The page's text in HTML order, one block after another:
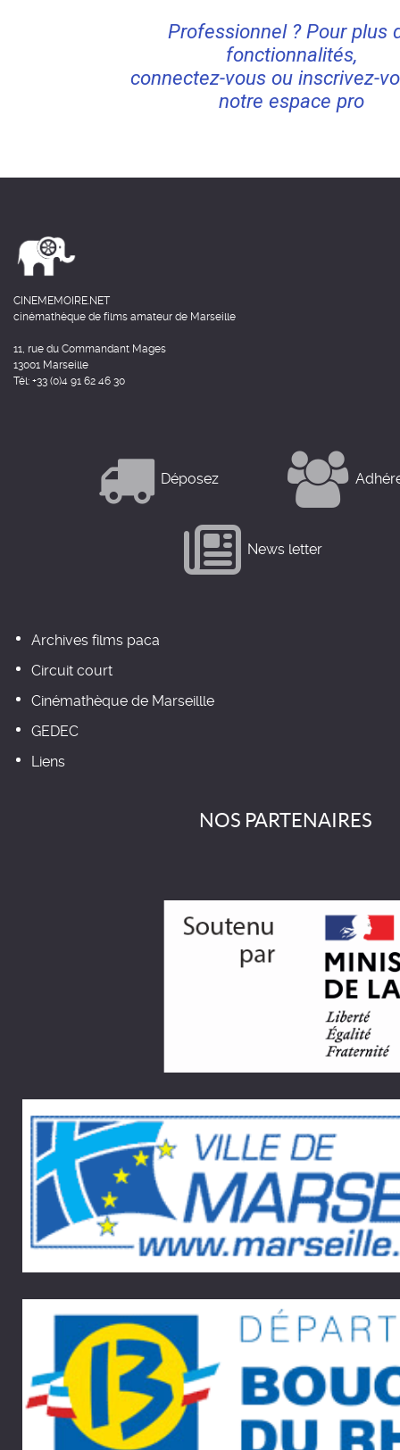
Professionnel ? Pour plus
fonctionnalités,
connectez-vous ou inscrivez-
notre espace pro
CINEMEMOIRE.NET
cinémathèque de films amateur de Marseille
11, rue du Commandant Mages
13001 Marseille
Tél: +33 (0)4 91 62 46 30
Déposez
News letter
Archives films paca
Circuit court
Cinémathèque de Marseillle
GEDEC
Liens
NOS PARTENAIRES